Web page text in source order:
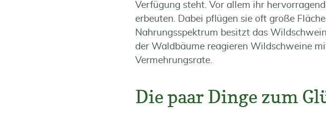
Verfügung steht. Vor allem ihr
erbeuten. Dabei pflügen sie oft große
Nahrungsspektrum besitzt das
der Waldbäume reagieren Wildschweine
Vermehrungsrate.
Die paar Dinge zum